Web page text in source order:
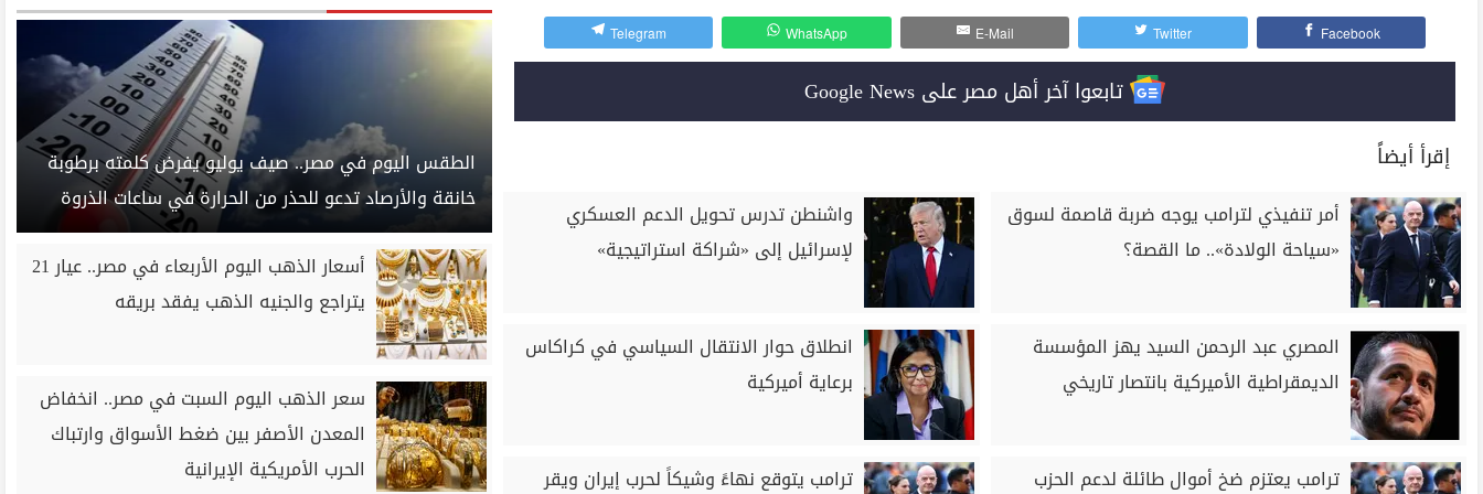
Facebook
Twitter
E-Mail
WhatsApp
Telegram
تابعوا آخر أهل مصر على Google News
إقرأ أيضاً
أمر تنفيذي لترامب يوجه ضربة قاصمة لسوق
«سياحة الولادة».. ما القصة؟
واشنطن تدرس تحويل الدعم العسكري
لإسرائيل إلى «شراكة استراتيجية»
المصري عبد الرحمن السيد يهز المؤسسة
الديمقراطية الأميركية بانتصار تاريخي
انطلاق حوار الانتقال السياسي في كراكاس
برعاية أميركية
ترامب يعتزم ضخ أموال طائلة لدعم الحزب ترامب يتوقع نهاءً وشيكاً لحرب إيران ويقر
الطقس اليوم في مصر.. صيف يوليو يفرض كلمته برطوبة
خانقة والأرصاد تدعو للحذر من الحرارة في ساعات الذروة
أسعار الذهب اليوم الأربعاء في مصر.. عيار 21
يتراجع والجنيه الذهب يفقد بريقه
سعر الذهب اليوم السبت في مصر.. انخفاض
المعدن الأصفر بين ضغط الأسواق وارتباك
الحرب الأمريكية الإيرانية